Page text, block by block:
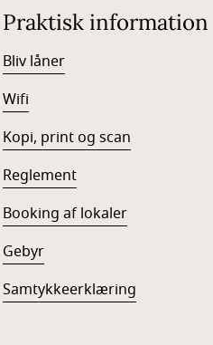
Praktisk information
Bliv låner
Wifi
Kopi, print og scan
Reglement
Booking af lokaler
Gebyr
Samtykkeerklæring